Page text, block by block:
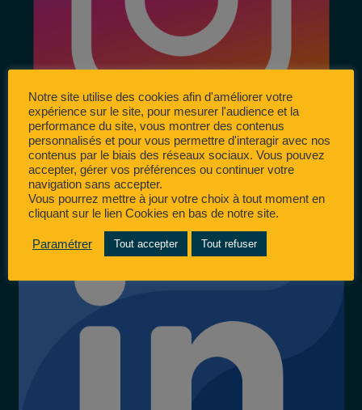
Notre site utilise des cookies afin d'améliorer votre
expérience sur le site, pour mesurer l'audience et la
performance du site, vous montrer des contenus
personnalisés et pour vous permettre d'interagir avec nos
contenus par le biais des réseaux sociaux. Vous pouvez
accepter, gérer vos préférences ou continuer votre
navigation sans accepter.
Vous pourrez mettre à jour votre choix à tout moment en
cliquant sur le lien Cookies en bas de notre site.
Paramétrer Tout accepter Tout refuser